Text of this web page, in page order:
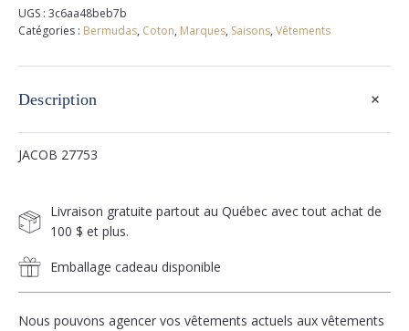
UGS : 3c6aa48beb7b
Catégories : Bermudas, Coton, Marques, Saisons, Vêtements
Description +
JACOB 27753
Livraison gratuite partout au Québec avec tout achat de
100 $ et plus.
Emballage cadeau disponible
Nous pouvons agencer vos vêtements actuels aux vêtements